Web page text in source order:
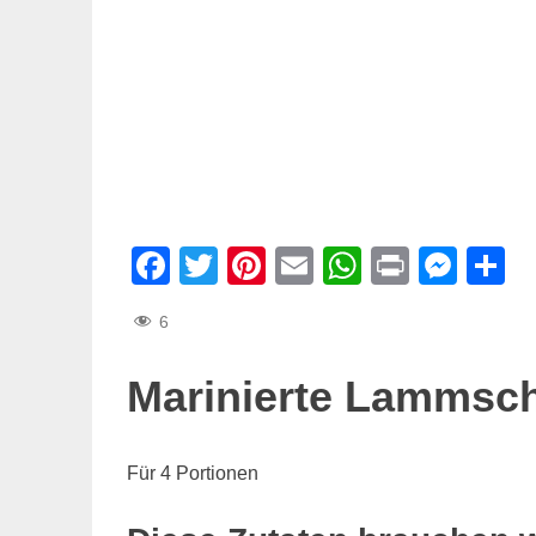
Facebook
Twitter
Pinterest
EmailWhatsApp
Print
6
Marinierte
Für 4 Portionen